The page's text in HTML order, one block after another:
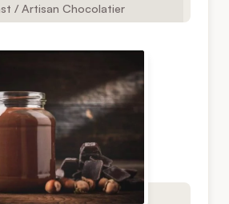
/ Artisan Chocolatier